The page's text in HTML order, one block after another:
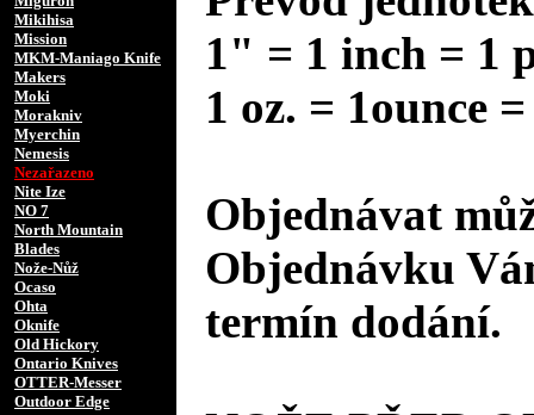
Mikihisa
Mission
MKM-Maniago Knife
Makers
Moki
Morakniv
Myerchin
Nemesis
Nezařazeno
Nite Ize
NO 7
North Mountain
Blades
Nože-Nůž
Ocaso
Ohta
Oknife
Old Hickory
Ontario Knives
OTTER-Messer
Outdoor Edge
1" = 1 inch = 1
1 oz. = 1ounce
Objednávat
Objednávku
termín dodání.